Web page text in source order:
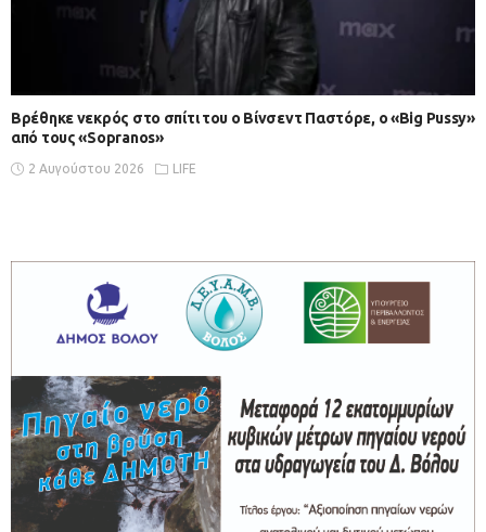
Βρέθηκε νεκρός στο σπίτι του ο Βίνσεντ Παστόρε, ο «Big Pussy»
από τους «Sopranos»
2 Αυγούστου 2026 LIFE